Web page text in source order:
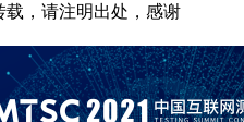
，请注明出处，感谢